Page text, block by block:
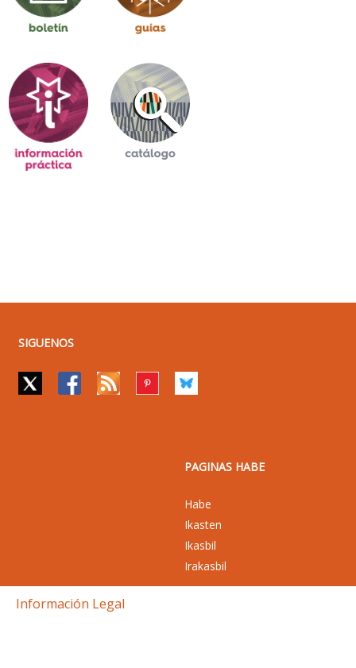
SIGUENOS
PAGINAS HABE
Habe
Ikasten
Ikasbil
Irakasbil
Información Legal